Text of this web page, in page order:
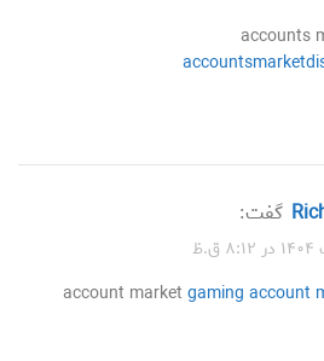
accounts
گفت:
account market gaming account